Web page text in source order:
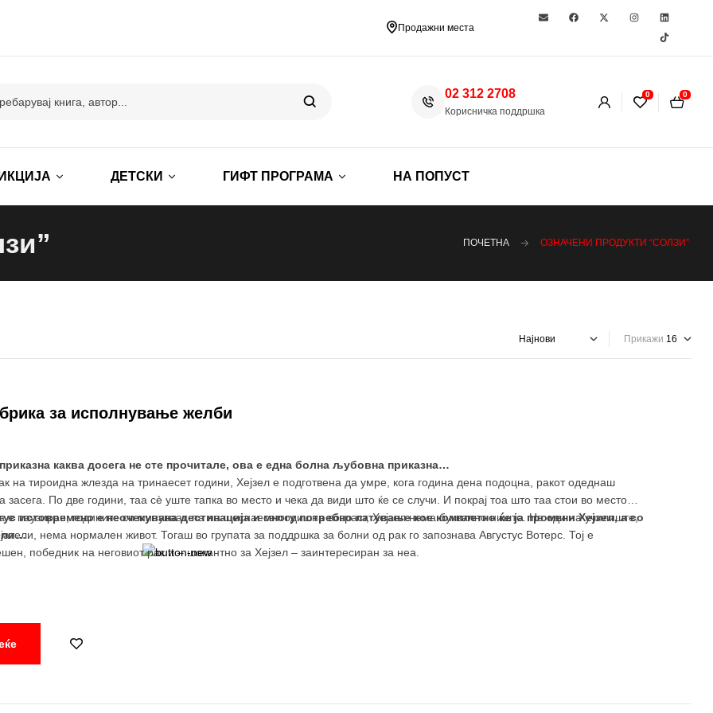
Продажни места
02 312 2708
Корисничка поддршка
0 0
ДЕТСКИ ГИФТ ПРОГРАМА НА ПОПУСТ
ПОЧЕТНА ОЗНАЧЕНИ ПРОДУКТИ “СОЛЗИ”
Прикажи
за исполнување желби
каква досега не сте прочитале, ова е една болна љубовна приказна…
на тироидна жлезда на тринаесет години, Хејзел е подготвена да умре, кога година дена подоцна, ракот одеднаш
засега. По две години, таа сè уште тапка во место и чека да види што ќе се случи. И покрај тоа што таа стои во место
е паузиран, годините си минуваат, па на шеснаесетгодишна возраст, Хејзел нема буквално ништо. Не оди на училиште,
нема нормален живот. Тогаш во групата за поддршка за болни од рак го запознава Августус Вотерс. Тој е
победник на неговиот рак и – шокантно за Хејзел – заинтересиран за неа.
истовремено е неочекувана дестинација и многу потребно патување кое комплетно ќе ја промени Хејзел, а со